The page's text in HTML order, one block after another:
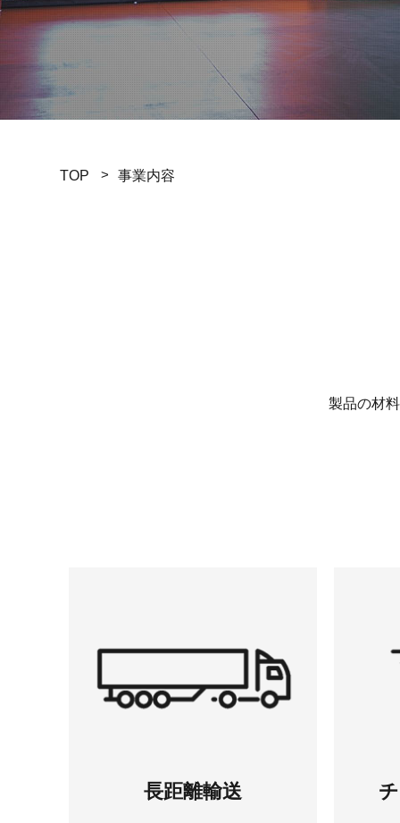
TOP 事業内容
製品の材
長距離輸送